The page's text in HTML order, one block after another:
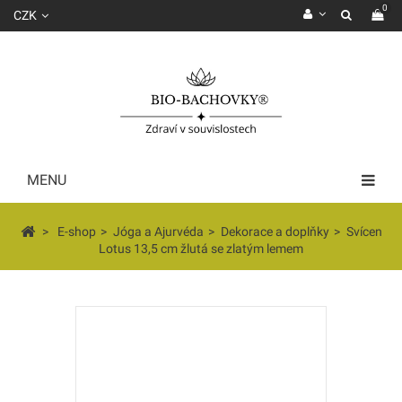
0
CZK
MENU
> E-shop > Jóga a Ajurvéda > Dekorace a doplňky > Svícen
Lotus 13,5 cm žlutá se zlatým lemem